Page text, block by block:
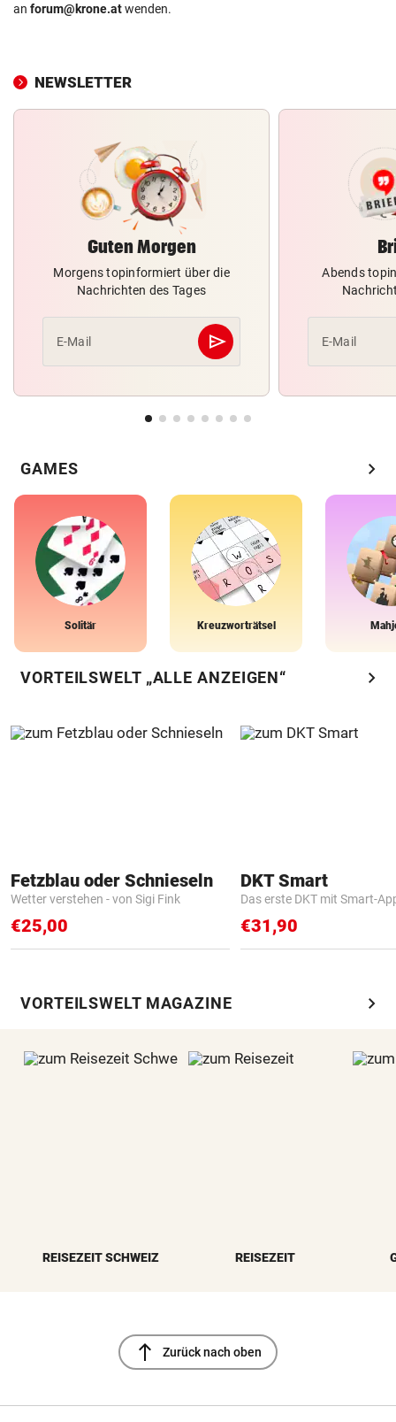
an forum@krone.atwenden.
NEWSLETTER
Guten Morgen
Morgens topinformiert über die
Nachrichten des Tages
E-Mail send
Abschicken
Abends
E-Mail
GAMES chevron_right
Solitär Kreuzworträtsel
VORTEILSWELT „ALLE ANZEIGEN“ chevron_right
Fetzblau oder Schnieseln
Wetter verstehen - von Sigi Fink
€25,00
DKT Smart
Das erste DKT mit Smart-
€31,90
VORTEILSWELT MAGAZINE chevron_right
REISEZEIT SCHWEIZ REISEZEIT
north Zurück nach oben